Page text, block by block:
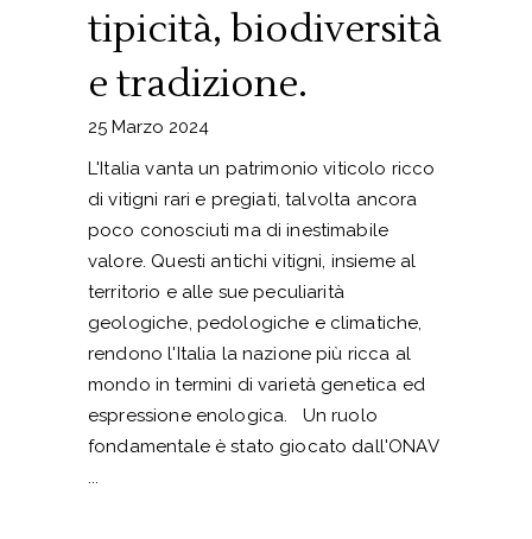
tipicità, biodiversità
e tradizione.
25 Marzo 2024
L'Italia vanta un patrimonio viticolo ricco
di vitigni rari e pregiati, talvolta ancora
poco conosciuti ma di inestimabile
valore. Questi antichi vitigni, insieme al
territorio e alle sue peculiarità
geologiche, pedologiche e climatiche,
rendono l'Italia la nazione più ricca al
mondo in termini di varietà genetica ed
espressione enologica. Un ruolo
fondamentale è stato giocato dall'ONAV